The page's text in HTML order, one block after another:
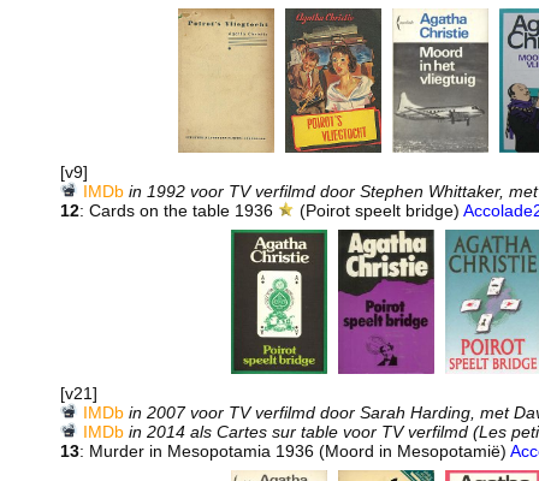
[v9]
IMDb in 1992 voor TV verfilmd door Stephen Whittaker,
12: Cards on the table 1936 (Poirot speelt bridge)
[v21]
IMDb in 2007 voor TV verfilmd door Sarah Harding, met
IMDb in 2014 als Cartes sur table voor TV verfilmd (Les
13: Murder in Mesopotamia 1936 (Moord in Mesopotamië)